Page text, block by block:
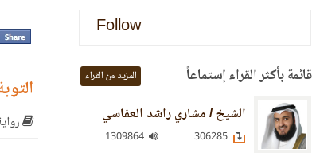
Follow
قائمة بأكثر القراء إستماعاً المزيد من القراء
الشيخ / مشاري راشد العفاسي